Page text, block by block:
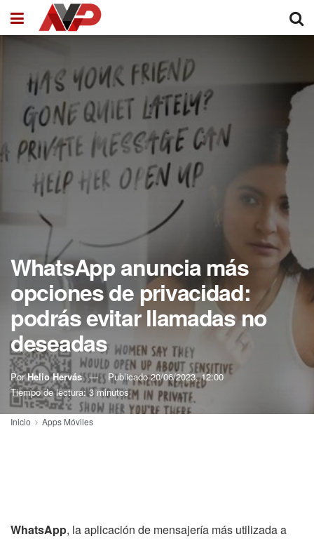
WhatsApp anuncia más
opciones de privacidad:
podrás evitar llamadas no
deseadas
Por Helio Hervás Publicado20/06/2023, 12:00
Tiempo de lectura: 3 minutos
Inicio Apps Móviles
WhatsApp, la aplicación de mensajería más utilizada a